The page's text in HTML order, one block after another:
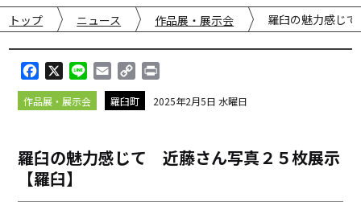
トップ ニュース 作品展・展示会 羅臼の魅力感じ
a
c
o
o
i
n
m
a
o
p
i
i
作品展・展示会 羅臼町 2025年2月5日 水曜日
羅臼の魅力感じて 近藤さん写真２５枚展示
【羅臼】